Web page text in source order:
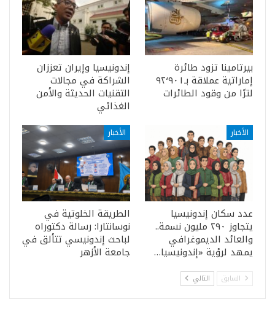
بيرتامينا تزود طائرة
إماراتية عملاقة بـ٩٢٬٩٠١
لترًا من وقود الطائرات
إندونيسيا وإيران تعززان
الشراكة في مجالات
التقنيات الحديثة والأمن
الغذائي
الأخبار
عدد سكان إندونيسيا
يتجاوز ٢٩٠ مليون نسمة..
والعائد الديموغرافي
يمهد لرؤية «إندونيسيا…
الأخبار
الطريقة الخلوتية في
نوسانتارا: رسالة دكتوراه
لباحث إندونيسي تتألق في
جامعة الأزهر
السابق التالي